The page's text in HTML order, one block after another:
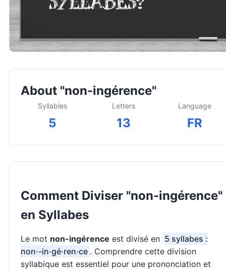
About "non-ingérence"
Syllables
5
Letters
13
Language
FR
Comment Diviser "non-ingérence"
en Syllabes
Le mot non-ingérence est divisé en 5 syllabes :
non·-in·gé·ren·ce . Comprendre cette division
syllabique est essentiel pour une prononciation et